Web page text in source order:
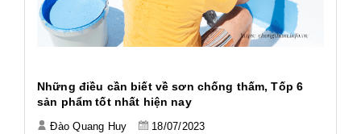
Những điều cần biết về sơn chống thấm, Tốp 6
sản phẩm tốt nhất hiện nay
Đào Quang Huy
18/07/2023